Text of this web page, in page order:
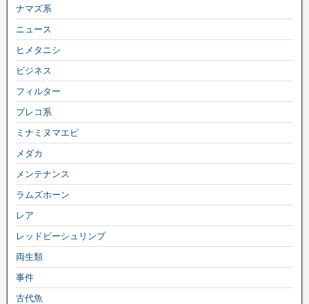
ナマズ系
ニュース
ヒメタニシ
ビジネス
フィルター
プレコ系
ミナミヌマエビ
メダカ
メンテナンス
ラムズホーン
レア
レッドビーシュリンプ
両生類
事件
古代魚